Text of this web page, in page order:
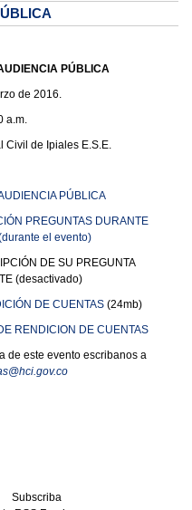
PÚBLICA
de 2016.
a.m.
Civil de Ipiales E.S.E.
PÚBLICA
PREGUNTAS DURANTE
el evento)
DE SU PREGUNTA
(desactivado)
DE CUENTAS (24mb)
RENDICION DE CUENTAS
de este evento escribanos a
Subscriba